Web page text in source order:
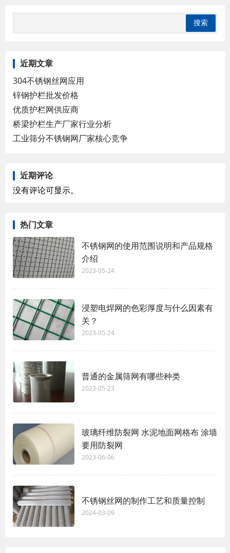
近期文章
304不锈钢丝网应用
锌钢护栏批发价格
优质护栏网供应商
桥梁护栏生产厂家行业分析
工业筛分不锈钢网厂家核心竞争
近期评论
没有评论可显示。
热门文章
不锈钢网的使用范围说明和产品规格
介绍
2023-05-24
浸塑电焊网的色彩厚度与什么因素有
关？
2023-05-24
普通的金属筛网有哪些种类
2023-05-23
玻璃纤维防裂网 水泥地面网格布 涂墙
要用防裂网
2023-06-06
不锈钢丝网的制作工艺和质量控制
2024-03-09